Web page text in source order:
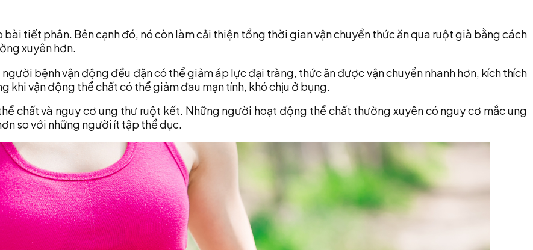
tiết phân. Bên cạnh đó, nó còn làm cải thiện tổng thời gian vận chuyển thức ăn qua ruột già bằng cách
xuyên hơn.
bệnh vận động đều đặn có thể giảm áp lực đại tràng, thức ăn được vận chuyển nhanh hơn, kích thích
vận động thể chất có thể giảm đau mạn tính, khó chịu ở bụng.
chất và nguy cơ ung thư ruột kết. Những người hoạt động thể chất thường xuyên có nguy cơ mắc ung
so với những người ít tập thể dục.